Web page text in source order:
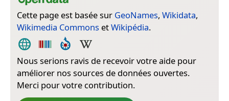
Cette page est basée sur GeoNames, Wikidata,
Wikimedia Commons etWikipédia.
Nous serions ravis de recevoir votre aide pour
améliorer nos sources de données ouvertes.
Merci pour votre contribution.